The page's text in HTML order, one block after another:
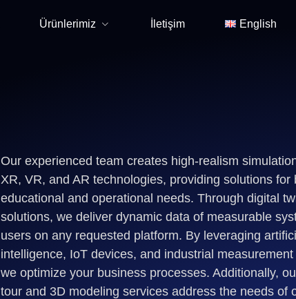
Ürünlerimiz İletişim English
Our experienced team creates high-realism
XR, VR, and AR technologies, providing solutions for
educational and operational needs. Through digital
solutions, we deliver dynamic data of measurable
users on any requested platform. By leveraging
intelligence, IoT devices, and industrial
we optimize your business processes. Additionally,
tour and 3D modeling services address the needs of